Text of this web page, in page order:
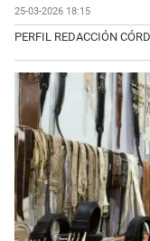
25-03-2026 18:15
PERFIL REDACCIÓN